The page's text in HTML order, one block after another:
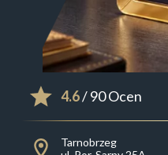
4.6/ 90 Ocen
Tarnobrzeg